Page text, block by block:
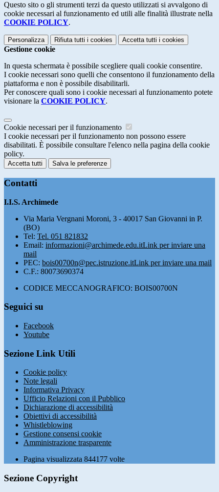
Questo sito o gli strumenti terzi da questo utilizzati si avvalgono di
cookie necessari al funzionamento ed utili alle finalità illustrate nella
COOKIE POLICY.
Personalizza Rifiuta tutti i cookies Accetta tutti i cookies
Gestione cookie
In questa schermata è possibile scegliere quali cookie consentire.
I cookie necessari sono quelli che consentono il funzionamento della
piattaforma e non è possibile disabilitarli.
Per conoscere quali sono i cookie necessari al funzionamento potete
visionare la COOKIE POLICY.
Cookie necessari per il funzionamento
I cookie necessari per il funzionamento non possono essere
disabilitati. È possibile consultare l'elenco nella pagina della cookie
policy.
Accetta tutti Salva le preferenze
Contatti
I.I.S. Archimede
Via Maria Vergnani Moroni, 3 - 40017 San Giovanni in P.
(BO)
Tel: Tel. 051 821832
Email: informazioni@archimede.edu.itLink per inviare una
mail
PEC: bois00700n@pec.istruzione.itLink per inviare una mail
C.F.: 80073690374
CODICE MECCANOGRAFICO: BOIS00700N
Seguici su
Facebook
Youtube
Sezione Link Utili
Cookie policy
Note legali
Informativa Privacy
Ufficio Relazioni con il Pubblico
Dichiarazione di accessibilità
Obiettivi di accessibilità
Whistleblowing
Gestione consensi cookie
Amministrazione trasparente
Pagina visualizzata 844177 volte
Sezione Copyright